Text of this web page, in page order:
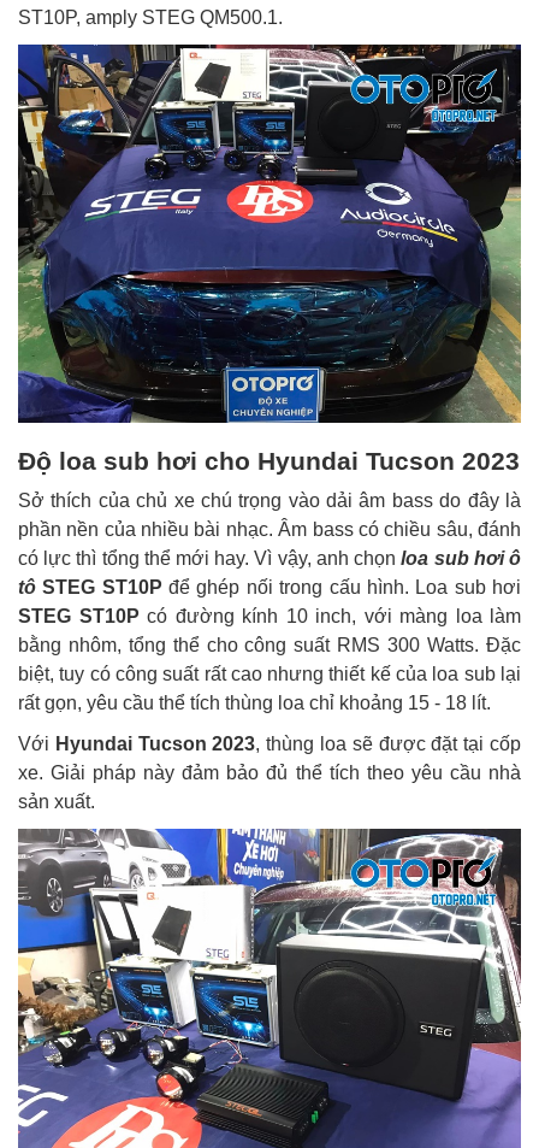
ST10P, amply STEG QM500.1.
Độ loa sub hơi cho Hyundai Tucson 2023
Sở thích của chủ xe chú trọng vào dải âm bass do đây là
phần nền của nhiều bài nhạc. Âm bass có chiều sâu, đánh
có lực thì tổng thể mới hay. Vì vậy, anh chọnloa sub hơi ô
tô STEG ST10P để ghép nối trong cấu hình. Loa sub hơi
STEG ST10P có đường kính 10 inch, với màng loa làm
bằng nhôm, tổng thể cho công suất RMS 300 Watts. Đặc
biệt, tuy có công suất rất cao nhưng thiết kế của loa sub lại
rất gọn, yêu cầu thể tích thùng loa chỉ khoảng 15 - 18 lít.
Với Hyundai Tucson 2023, thùng loa sẽ được đặt tại cốp
xe. Giải pháp này đảm bảo đủ thể tích theo yêu cầu nhà
sản xuất.